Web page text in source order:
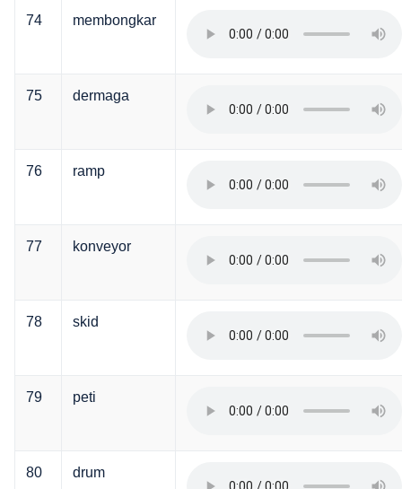
74 membongkar
75 dermaga
76 ramp
77 konveyor
78 skid
79 peti
80 drum